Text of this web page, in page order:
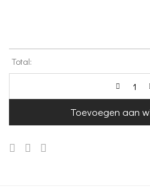
Total:
Toevoegen aan